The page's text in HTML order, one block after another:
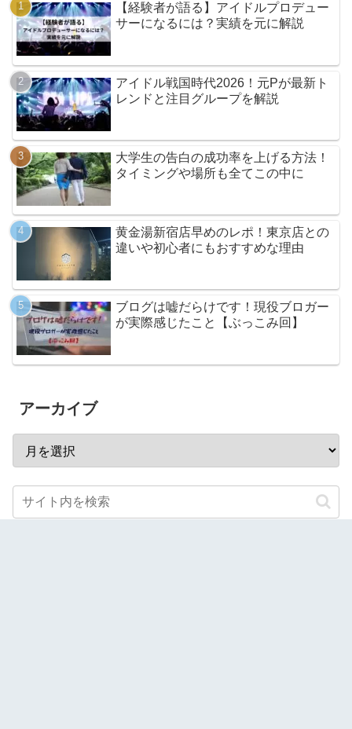
【経験者が語る】アイドルプロデュー
サーになるには？実績を元に解説
アイドル戦国時代2026！元Pが最新ト
レンドと注目グループを解説
大学生の告白の成功率を上げる方法！
タイミングや場所も全てこの中に
黄金湯新宿店早めのレポ！東京店との
違いや初心者にもおすすめな理由
ブログは嘘だらけです！現役ブロガー
が実際感じたこと【ぶっこみ回】
アーカイブ